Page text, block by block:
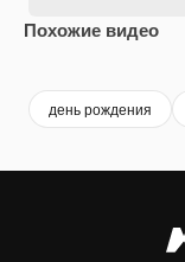
Похожие видео
день рождения